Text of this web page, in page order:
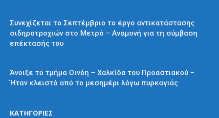
Συνεχίζεται το Σεπτέμβριο το έργο αντικατάστασης
σιδηροτροχιών στο Μετρό – Αναμονή για τη σύμβαση
επέκτασής του
Άνοιξε το τμήμα Οινόη – Χαλκίδα του Προαστιακού –
Ήταν κλειστό από το μεσημέρι λόγω πυρκαγιάς
ΚΑΤΗΓΟΡΙΕΣ